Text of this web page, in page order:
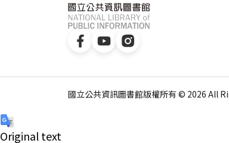
國立公共資訊圖書館版權所有 © 2026 All
Original text